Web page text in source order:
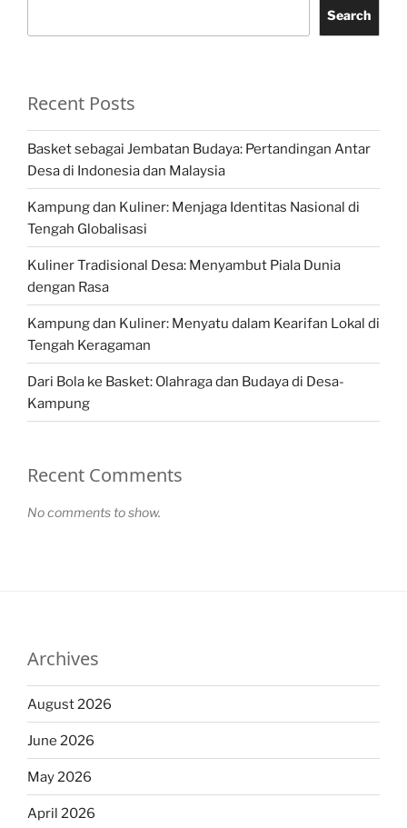
Search
Recent Posts
Basket sebagai Jembatan Budaya: Pertandingan Antar
Desa di Indonesia dan Malaysia
Kampung dan Kuliner: Menjaga Identitas Nasional di
Tengah Globalisasi
Kuliner Tradisional Desa: Menyambut Piala Dunia
dengan Rasa
Kampung dan Kuliner: Menyatu dalam Kearifan Lokal di
Tengah Keragaman
Dari Bola ke Basket: Olahraga dan Budaya di Desa-
Kampung
Recent Comments
No comments to show.
Archives
August 2026
June 2026
May 2026
April 2026